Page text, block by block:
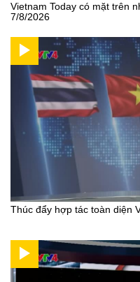
Vietnam Today có mặt trên
7/8/2026
Thúc đẩy hợp tác toàn diện